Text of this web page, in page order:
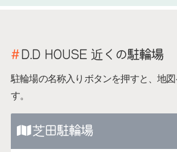
D.D HOUSE近くの駐輪場
駐輪場の名称入りボタンを押すと、地
す。
芝田駐輪場